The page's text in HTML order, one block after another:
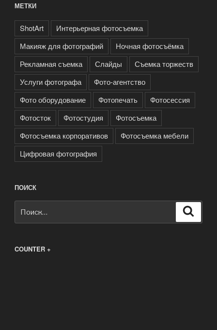
МЕТКИ
ShotArt
Интерьерная фотосъемка
Макияж для фотографий
Ночная фотосъёмка
Рекламная съемка
Слайды
Съемка торжеств
Услуги фотографа
Фото-агентство
Фото оборудование
Фотопечать
Фотосессия
Фотосток
Фотостудия
Фотосъемка
Фотосъемка корпоративов
Фотосъемка мебели
Цифровая фотография
ПОИСК
COUNTER +